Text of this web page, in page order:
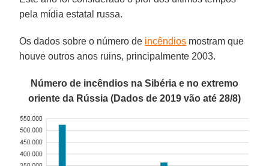
pela mídia estatal russa.
Os dados sobre o número de incêndios mostram que
houve outros anos ruins, principalmente 2003.
Número de incêndios na Sibéria e no extremo
oriente da Rússia (Dados de 2019 vão até 28/8)